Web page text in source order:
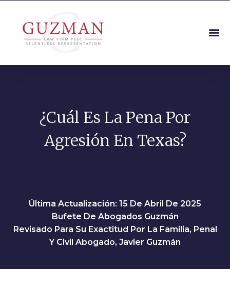
¿Cuál Es La Pena Por
Agresión En Texas?
Última Actualización: 15 De Abril De 2025
Bufete De Abogados Guzmán
Revisado Para Su Exactitud Por La Familia, Penal
Y Civil Abogado, Javier Guzmán